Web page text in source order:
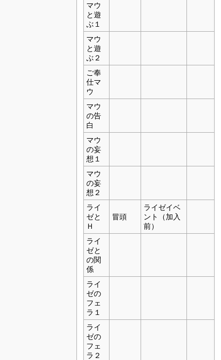
マウ
と遊
ぶ１
マウ
と遊
ぶ２
ご奉
仕マ
ウ
マウ
の告
白
マウ
の妄
想１
マウ
の妄
想２
ライ
ゼと
Ｈ
冒頭
ライゼイベ
ント（加入
前）
ライ
ゼと
の関
係
ライ
ゼの
フェ
ラ１
ライ
ゼの
フェ
ラ２